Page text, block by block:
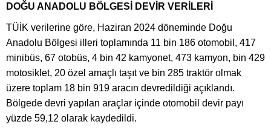
DOĞU ANADOLU BÖLGESİ DEVİR VERİLERİ
TÜİK verilerine göre, Haziran 2024 döneminde Doğu
Anadolu Bölgesi illeri toplamında 11 bin 186 otomobil, 417
minibüs, 67 otobüs, 4 bin 42 kamyonet, 473 kamyon, bin 429
motosiklet, 20 özel amaçlı taşıt ve bin 285 traktör olmak
üzere toplam 18 bin 919 aracın devredildiği açıklandı.
Bölgede devri yapılan araçlar içinde otomobil devir payı
yüzde 59,12 olarak kaydedildi.